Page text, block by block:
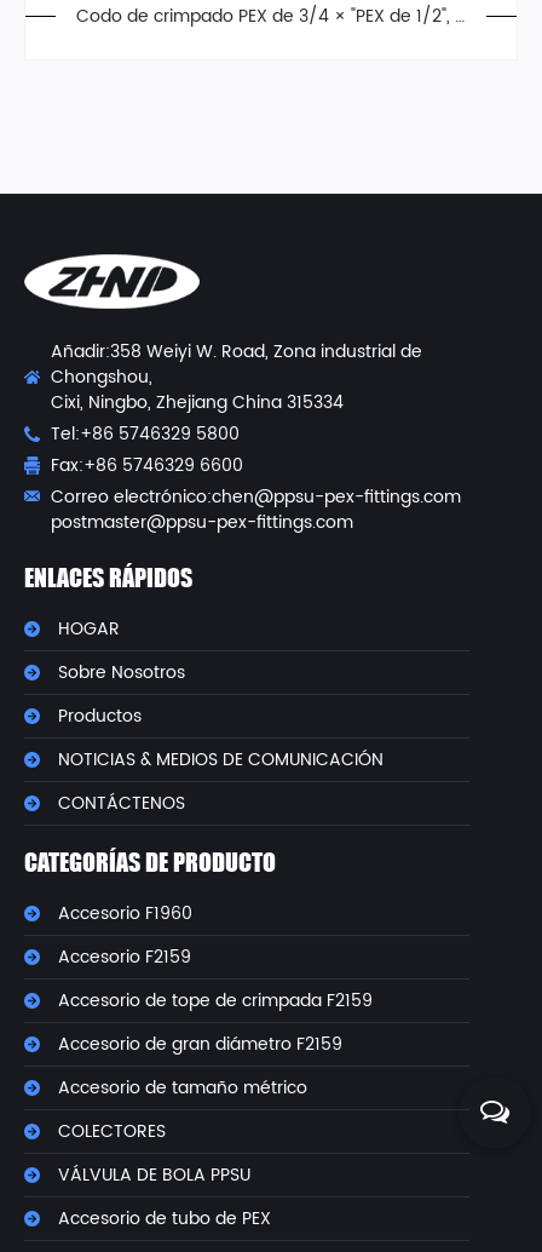
Codo de crimpado PEX de 3/4 × "PEX de 1/2", a
Añadir:358 Weiyi W. Road, Zona industrial de
Chongshou,
Cixi, Ningbo, Zhejiang China 315334
Tel:+86 5746329 5800
Fax:+86 5746329 6600
Correo electrónico:chen@ppsu-pex-fittings.com
postmaster@ppsu-pex-fittings.com
ENLACES RÁPIDOS
HOGAR
Sobre Nosotros
Productos
NOTICIAS & MEDIOS DE COMUNICACIÓN
CONTÁCTENOS
CATEGORÍAS DE PRODUCTO
Accesorio F1960
Accesorio F2159
Accesorio de tope de crimpada F2159
Accesorio de gran diámetro F2159
Accesorio de tamaño métrico
COLECTORES
VÁLVULA DE BOLA PPSU
Accesorio de tubo de PEX